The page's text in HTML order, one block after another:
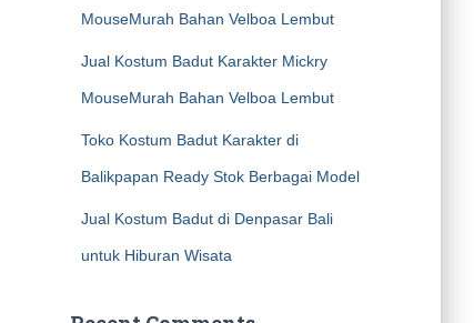
MouseMurah Bahan Velboa Lembut
Jual Kostum Badut Karakter Mickry
MouseMurah Bahan Velboa Lembut
Toko Kostum Badut Karakter di
Balikpapan Ready Stok Berbagai Model
Jual Kostum Badut di Denpasar Bali
untuk Hiburan Wisata